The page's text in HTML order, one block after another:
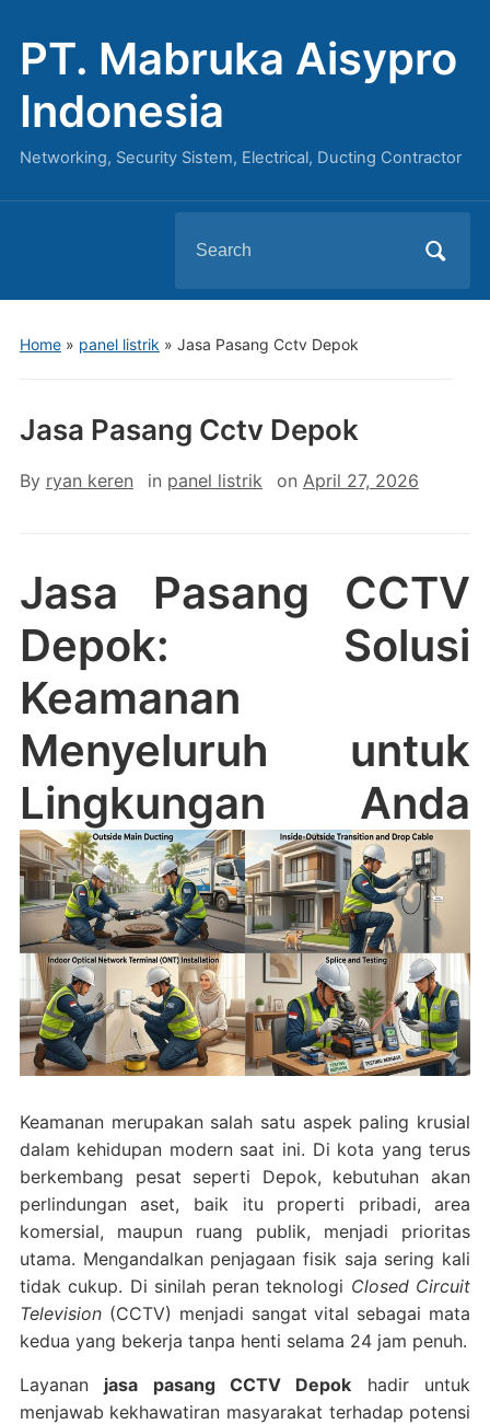
PT. Mabruka Aisypro
Indonesia
Networking, Security Sistem, Electrical, Ducting Contractor
for:
Home» panel listrik » Jasa Pasang Cctv Depok
Jasa Pasang Cctv Depok
By ryan keren in panel listrik on April 27, 2026
Jasa Pasang CCTV
Depok: Solusi
Keamanan
Menyeluruh untuk
Lingkungan Anda
Keamanan merupakan salah satu aspek paling krusial
dalam kehidupan modern saat ini. Di kota yang terus
berkembang pesat seperti Depok, kebutuhan akan
perlindungan aset, baik itu properti pribadi, area
komersial, maupun ruang publik, menjadi prioritas
utama. Mengandalkan penjagaan fisik saja sering kali
tidak cukup. Di sinilah peran teknologi Closed Circuit
Television(CCTV) menjadi sangat vital sebagai mata
kedua yang bekerja tanpa henti selama 24 jam penuh.
Layanan jasa pasang CCTV Depok hadir untuk
menjawab kekhawatiran masyarakat terhadap potensi